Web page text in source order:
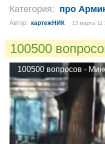
Категория: про
Автор: картежНИК 13 марта´11
100500
100500 вопросов -